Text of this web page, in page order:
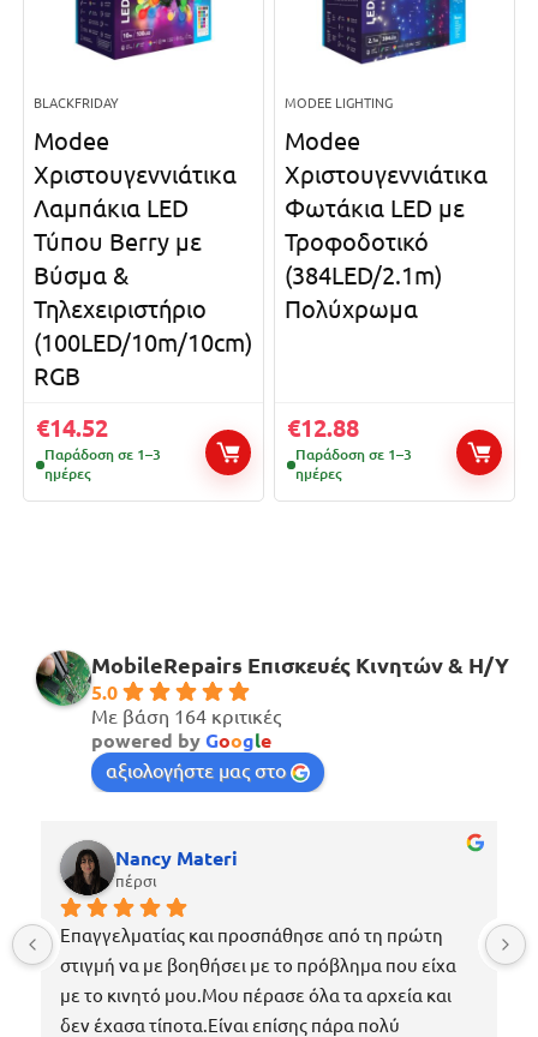
BLACKFRIDAY
Modee
Χριστουγεννιάτικα
Λαμπάκια LED
Τύπου Berry με
Βύσμα &
Τηλεχειριστήριο
(100LED/10m/10cm)
RGB
€14.52
Παράδοση σε 1–3
ημέρες
MODEE LIGHTING
Modee
Χριστουγεννιάτικα
Φωτάκια LED με
Τροφοδοτικό
(384LED/2.1m)
Πολύχρωμα
€12.88
Παράδοση σε 1–3
ημέρες
MobileRepairs Επισκευές Κινητών & H/Y
5.0
Με βάση 164 κριτικές
powered byGoogle
αξιολογήστε μας στο
Nancy Materi
πέρσι
Επαγγελματίας και προσπάθησε από τη πρώτη
στιγμή να με βοηθήσει με το πρόβλημα που είχα
με το κινητό μου.Μου πέρασε όλα τα αρχεία και
δεν έχασα τίποτα.Είναι επίσης πάρα πολύ